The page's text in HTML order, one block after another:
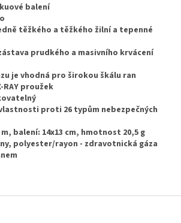
balení
těžkého a těžkého žilní a tepenné
prudkého a masivního krvácení
je vhodná pro širokou škálu ran
RAY proužek
proti 26 typům nebezpečných
m, balení: 14x13 cm, hmotnost 20,5 g
polyester/rayon - zdravotnická gáza